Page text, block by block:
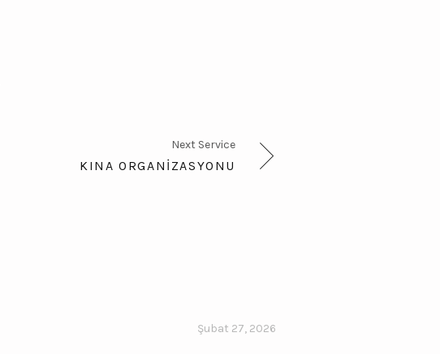
KINA ORGANIZASYONU
Next Service
Şubat 27, 2026